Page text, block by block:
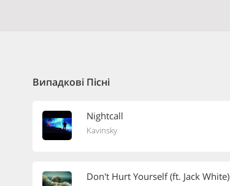
Випадкові Пісні
Nightcall
Kavinsky
Don't Hurt Yourself (ft. Jack White)